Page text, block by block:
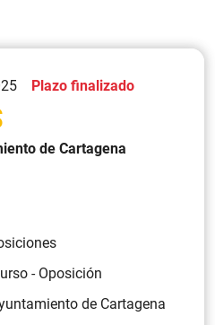
Plazo finalizado
de Cartagena
- Oposición
de Cartagena